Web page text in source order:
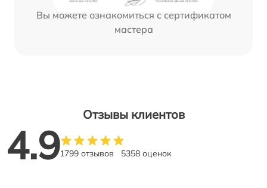
Вы можете ознакомиться с сертификатом
мастера
Отзывы клиентов
4.91799 отзывов 5358 оценок